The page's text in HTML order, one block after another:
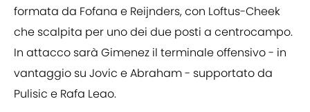
formata da Fofana e Reijnders, con Loftus-Cheek
che scalpita per uno dei due posti a centrocampo.
In attacco sarà Gimenez il terminale offensivo - in
vantaggio su Jovic e Abraham - supportato da
Pulisic e Rafa Leao.